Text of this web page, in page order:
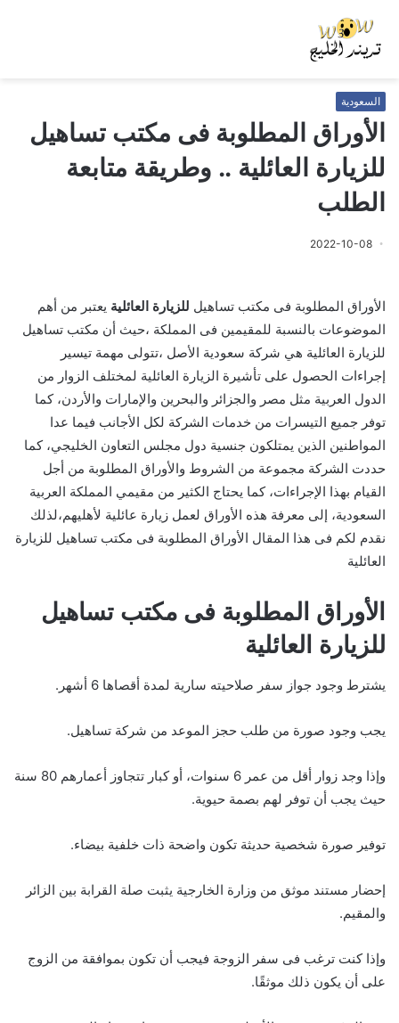
السعودية
الأوراق المطلوبة فى مكتب تساهيل
للزيارة العائلية .. وطريقة متابعة
الطلب
2022-10-08
الأوراق المطلوبة فى مكتب تساهيل للزيارة العائلية يعتبر من أهم
الموضوعات بالنسبة للمقيمين فى المملكة ،حيث أن مكتب تساهيل
للزيارة العائلية هي شركة سعودية الأصل ،تتولى مهمة تيسير
إجراءات الحصول على تأشيرة الزيارة العائلية لمختلف الزوار من
الدول العربية مثل مصر والجزائر والبحرين والإمارات والأردن، كما
توفر جميع التيسرات من خدمات الشركة لكل الأجانب فيما عدا
المواطنين الذين يمتلكون جنسية دول مجلس التعاون الخليجي، كما
حددت الشركة مجموعة من الشروط والأوراق المطلوبة من أجل
القيام بهذا الإجراءات، كما يحتاج الكثير من مقيمي المملكة العربية
السعودية، إلى معرفة هذه الأوراق لعمل زيارة عائلية لأهليهم،لذلك
نقدم لكم فى هذا المقال الأوراق المطلوبة فى مكتب تساهيل للزيارة
العائلية
الأوراق المطلوبة فى مكتب تساهيل
للزيارة العائلية
يشترط وجود جواز سفر صلاحيته سارية لمدة أقصاها 6 أشهر.
يجب وجود صورة من طلب حجز الموعد من شركة تساهيل.
وإذا وجد زوار أقل من عمر 6 سنوات، أو كبار تتجاوز أعمارهم 80 سنة
حيث يجب أن توفر لهم بصمة حيوية.
توفير صورة شخصية حديثة تكون واضحة ذات خلفية بيضاء.
إحضار مستند موثق من وزارة الخارجية يثبت صلة القرابة بين الزائر
والمقيم.
وإذا كنت ترغب فى سفر الزوجة فيجب أن تكون بموافقة من الزوج
على أن يكون ذلك موثقًا.